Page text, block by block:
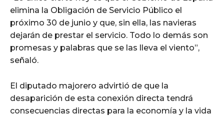
elimina la Obligación de Servicio Público el
próximo 30 de junio y que, sin ella, las navieras
dejarán de prestar el servicio. Todo lo demás son
promesas y palabras que se las lleva el viento”,
señaló.
El diputado majorero advirtió de que la
desaparición de esta conexión directa tendrá
consecuencias directas para la economía y la vida